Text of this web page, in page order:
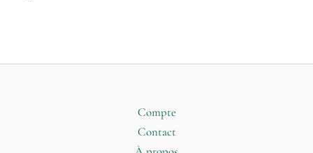
Compte
Contact